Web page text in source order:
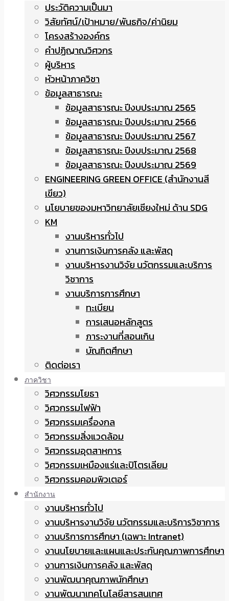
ประวัติความเป็นมา
วิสัยทัศน์/เป้าหมาย/พันธกิจ/ค่านิยม
โครงสร้างองค์กร
คำปฏิญาณวิศวกร
ผู้บริหาร
หัวหน้าภาควิชา
ข้อมูลสาธารณะ
ข้อมูลสาธารณะ ปีงบประมาณ 2565
ข้อมูลสาธารณะ ปีงบประมาณ 2566
ข้อมูลสาธารณะ ปีงบประมาณ 2567
ข้อมูลสาธารณะ ปีงบประมาณ 2568
ข้อมูลสาธารณะ ปีงบประมาณ 2569
ENGINEERING GREEN OFFICE (สำนักงานสี
เขียว)
นโยบายของมหาวิทยาลัยเชียงใหม่ ด้าน SDG
KM
งานบริหารทั่วไป
งานการเงินการคลัง และพัสดุ
งานบริหารงานวิจัย นวัตกรรมและบริการ
วิชาการ
งานบริการการศึกษา
ทะเบียน
การเสนอหลักสูตร
ภาระงานที่สอนเกิน
บัณฑิตศึกษา
ติดต่อเรา
ภาควิชา
วิศวกรรมโยธา
วิศวกรรมไฟฟ้า
วิศวกรรมเครื่องกล
วิศวกรรมสิ่งแวดล้อม
วิศวกรรมอุตสาหการ
วิศวกรรมเหมืองแร่และปิโตรเลียม
วิศวกรรมคอมพิวเตอร์
สำนักงาน
งานบริหารทั่วไป
งานบริหารงานวิจัย นวัตกรรมและบริการวิชาการ
งานบริการการศึกษา (เฉพาะ Intranet)
งานนโยบายและแผนและประกันคุณภาพการศึกษา
งานการเงินการคลัง และพัสดุ
งานพัฒนาคุณภาพนักศึกษา
งานพัฒนาเทคโนโลยีสารสนเทศ